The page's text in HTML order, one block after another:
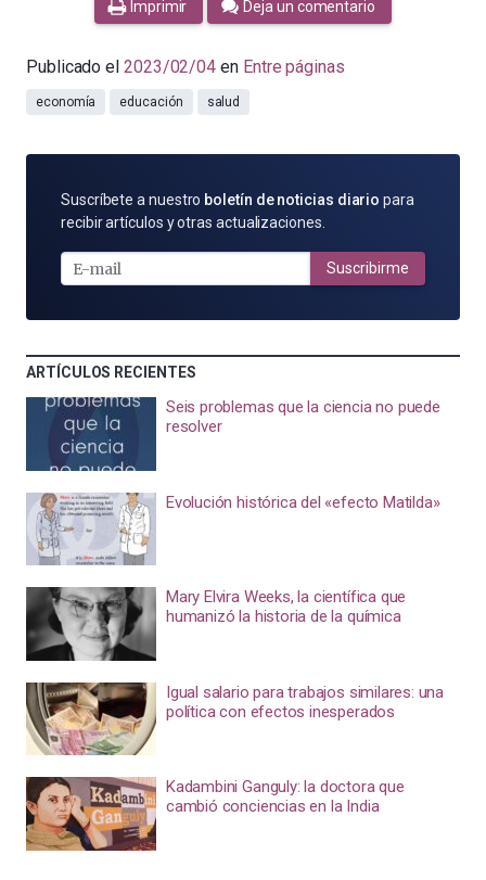
Imprimir Deja un comentario
Publicado el 2023/02/04 en Entre páginas
economía educación salud
SUSCRÍBETE
POR
MAIL
Suscríbete a nuestro boletín de noticias diario para
recibir artículos y otras actualizaciones.
Suscribirme
ARTÍCULOS RECIENTES
Seis problemas que la ciencia no puede
resolver
Evolución histórica del «efecto Matilda»
Mary Elvira Weeks, la científica que
humanizó la historia de la química
Igual salario para trabajos similares: una
política con efectos inesperados
Kadambini Ganguly: la doctora que
cambió conciencias en la India